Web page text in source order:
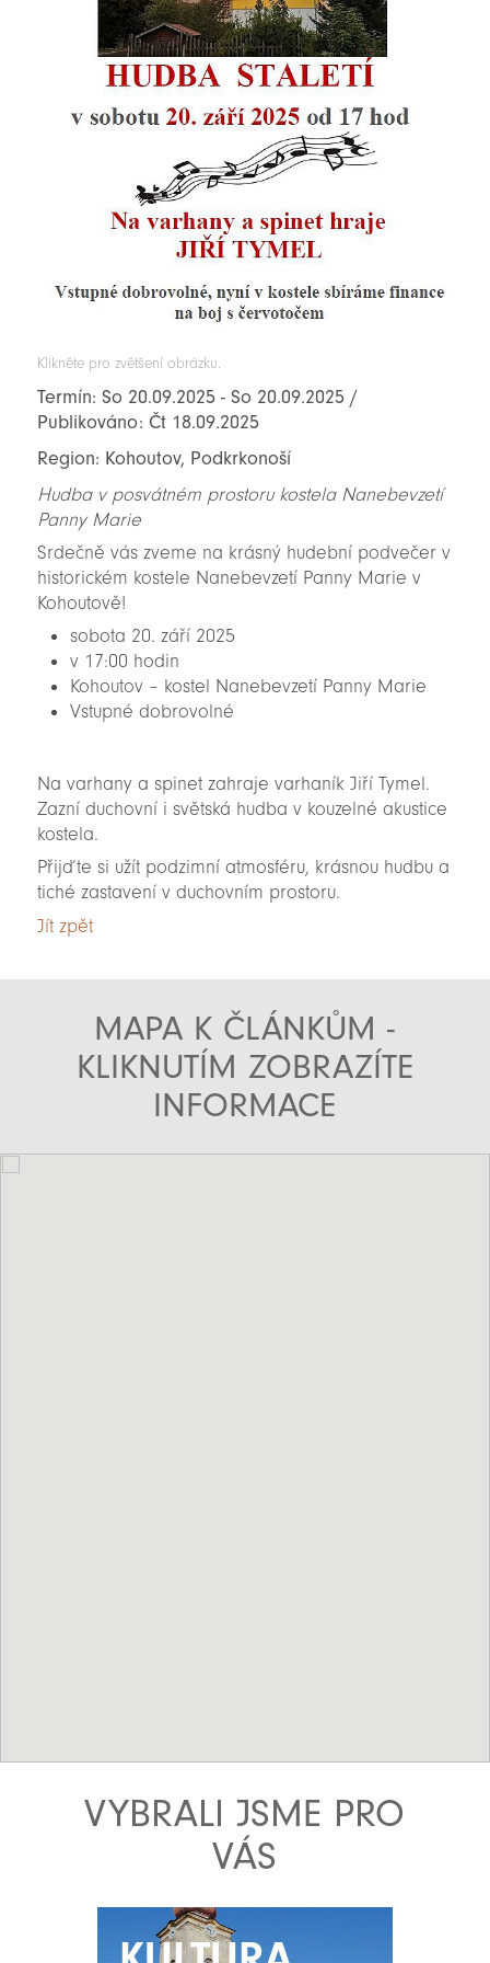
Klikněte pro zvětšení obrázku.
Termín: So 20.09.2025 - So 20.09.2025 /
Publikováno: Čt 18.09.2025
Region: Kohoutov, Podkrkonoší
Hudba v posvátném prostoru kostela Nanebevzetí
Panny Marie
Srdečně vás zveme na krásný hudební podvečer v
historickém kostele Nanebevzetí Panny Marie v
Kohoutově!
sobota 20. září 2025
v 17:00 hodin
Kohoutov – kostel Nanebevzetí Panny Marie
Vstupné dobrovolné
Na varhany a spinet zahraje varhaník Jiří Tymel.
Zazní duchovní i světská hudba v kouzelné akustice
kostela.
Přijďte si užít podzimní atmosféru, krásnou hudbu a
tiché zastavení v duchovním prostoru.
Jít zpět
MAPA K ČLÁNKŮM -
KLIKNUTÍM ZOBRAZÍTE
INFORMACE
VYBRALI JSME PRO
VÁS